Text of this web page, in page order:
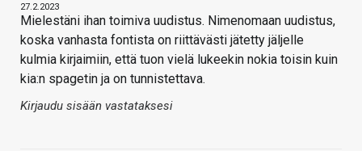
27.2.2023
Mielestäni ihan toimiva uudistus. Nimenomaan uudistus,
koska vanhasta fontista on riittävästi jätetty jäljelle
kulmia kirjaimiin, että tuon vielä lukeekin nokia toisin kuin
kia:n spagetin ja on tunnistettava.
Kirjaudu sisään vastataksesi